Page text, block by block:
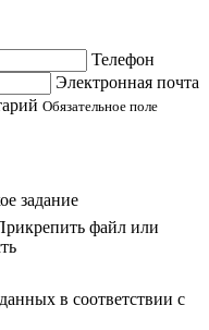
Телефон
Электронная почта
Обязательное поле
задание
файл или
в соответствии с